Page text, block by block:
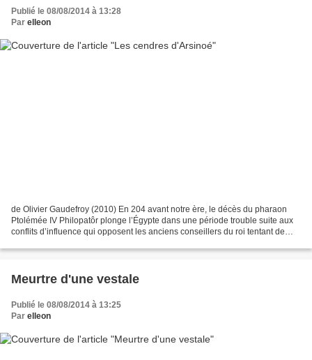
Publié le 08/08/2014 à 13:28
Par elleon
de Olivier Gaudefroy (2010) En 204 avant notre ère, le décès du pharaon
Ptolémée IV Philopatôr plonge l’Égypte dans une période trouble suite aux
conflits d’influence qui opposent les anciens conseillers du roi tentant de
Meurtre d'une vestale
Publié le 08/08/2014 à 13:25
Par elleon